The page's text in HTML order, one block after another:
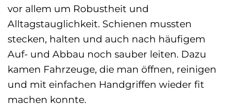
vor allem um Robustheit und
Alltagstauglichkeit. Schienen mussten
stecken, halten und auch nach häufigem
Auf- und Abbau noch sauber leiten. Dazu
kamen Fahrzeuge, die man öffnen, reinigen
und mit einfachen Handgriffen wieder fit
machen konnte.